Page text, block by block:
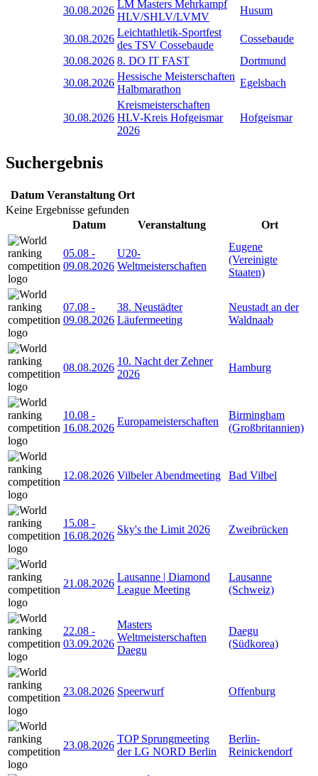
30.08.2026
LM Masters Mehrkampf
HLV/SHLV/LVMV
Husum
30.08.2026
Leichtathletik-Sportfest
des TSV Cossebaude
Cossebaude
30.08.2026 8. DO IT FAST
Dortmund
30.08.2026
Hessische Meisterschaften
Halbmarathon
Egelsbach
30.08.2026
Kreismeisterschaften
HLV-Kreis Hofgeismar
2026
Hofgeismar
Suchergebnis
Datum Veranstaltung Ort
Keine Ergebnisse gefunden
Datum
Veranstaltung Ort
05.08 -
09.08.2026
U20-
Weltmeisterschaften
Eugene
(Vereinigte
Staaten)
07.08 -
09.08.2026
38. Neustädter
Läufermeeting
Neustadt an der
Waldnaab
08.08.2026
10. Nacht der Zehner
2026
Hamburg
10.08 -
16.08.2026
Europameisterschaften
Birmingham
(Großbritannien)
12.08.2026 Vilbeler Abendmeeting Bad Vilbel
15.08 -
16.08.2026
Sky's the Limit 2026 Zweibrücken
21.08.2026
Lausanne | Diamond
League Meeting
Lausanne
(Schweiz)
22.08 -
03.09.2026
Masters
Weltmeisterschaften
Daegu
Daegu
(Südkorea)
23.08.2026 Speerwurf Offenburg
23.08.2026
TOP Sprungmeeting
der LG NORD Berlin
Berlin-
Reinickendorf